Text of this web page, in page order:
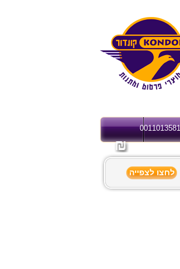
לחצו לצפייה